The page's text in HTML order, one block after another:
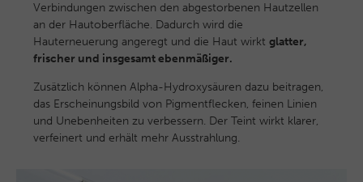
Verbindungen zwischen den abgestorbenen Hautzellen
an der Hautoberfläche. Dadurch wird die
Hauterneuerung angeregt und die Haut wirkt glatter,
frischer und insgesamt ebenmäßiger.
Zusätzlich können Alpha-Hydroxysäuren dazu beitragen,
das Erscheinungsbild von Pigmentflecken, feinen Linien
und Unebenheiten zu verbessern. Der Teint wirkt klarer,
verfeinert und erhält mehr Ausstrahlung.